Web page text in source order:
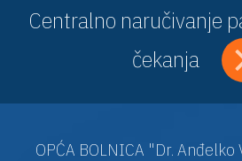
Centralno naručivanje
čekanja
OPĆA BOLNICA "Dr. Anđelko